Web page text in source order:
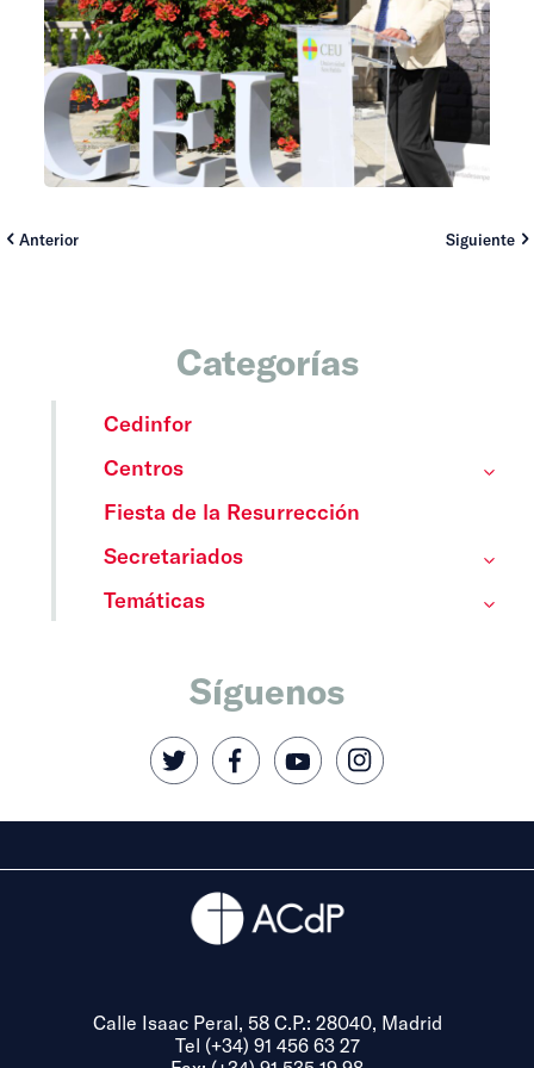
Anterior Siguiente
Categorías
Cedinfor
Centros
Fiesta de la Resurrección
Secretariados
Temáticas
Síguenos
Calle Isaac Peral, 58 C.P.: 28040, Madrid
Tel (+34) 91 456 63 27